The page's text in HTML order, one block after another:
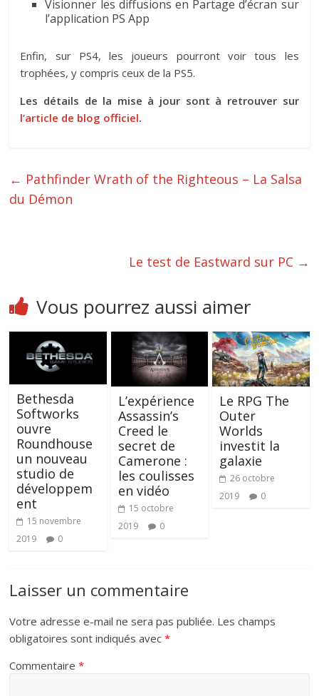
Visionner les diffusions en Partage d’écran sur
l’application PS App
Enfin, sur PS4, les joueurs pourront voir tous les
trophées, y compris ceux de la PS5.
Les détails de la mise à jour sont à retrouver sur
l’article de blog officiel.
← Pathfinder Wrath of the Righteous – La Salsa
du Démon
Le test de Eastward sur PC →
Vous pourrez aussi aimer
Bethesda
Softworks
ouvre
Roundhouse
un nouveau
studio de
développem
ent
15 novembre
2019
0
L’expérience
Assassin’s
Creed le
secret de
Camerone :
les coulisses
en vidéo
15 octobre
2019
0
Le RPG The
Outer
Worlds
investit la
galaxie
26 octobre
2019
0
Laisser un commentaire
Votre adresse e-mail ne sera pas publiée. Les champs
obligatoires sont indiqués avec*
Commentaire*